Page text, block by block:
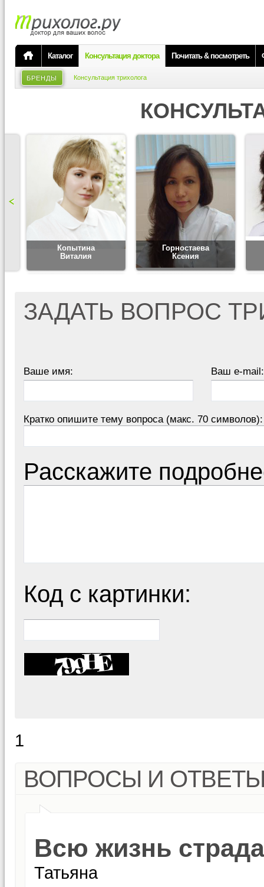
Каталог Консультация доктора Почитать & посмотреть
БРЕНДЫ Консультация трихолога
Копытина
Виталия
Горностаева
Ксения
ЗАДАТЬ ВОПРОС
Ваше имя: Ваш e-mail:
Кратко опишите тему вопроса (макс. 70 символов):
Расскажите
Код с картинки:
1
ВОПРОСЫ И
Всю жизнь
Татьяна